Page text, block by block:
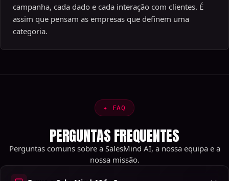
campanha, cada dado e cada interação com clientes. É
assim que pensam as empresas que definem uma
categoria.
✦ FAQ
PERGUNTAS FREQUENTES
Perguntas comuns sobre a SalesMind AI, a nossa equipa e a
nossa missão.